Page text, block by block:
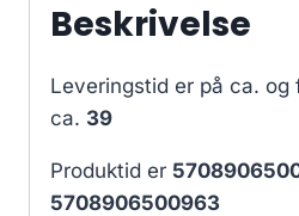
Beskrivelse
Leveringstid er på ca. og
ca. 39
Produktid er
5708906500963